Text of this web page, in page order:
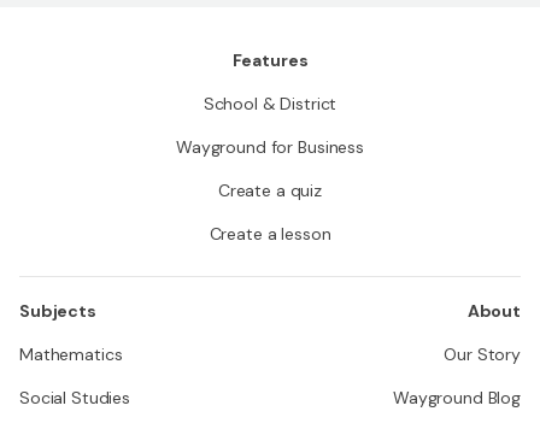
Features
School & District
Wayground for Business
Create a quiz
Create a lesson
Subjects
Mathematics
Social Studies
About
Our Story
Wayground Blog